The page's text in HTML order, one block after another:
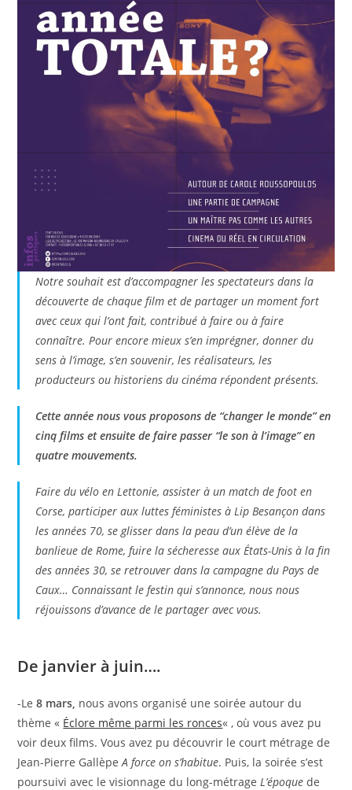
Notre souhait est d’accompagner les spectateurs dans la
découverte de chaque film et de partager un moment fort
avec ceux qui l’ont fait, contribué à faire ou à faire
connaître. Pour encore mieux s’en imprégner, donner du
sens à l’image, s’en souvenir, les réalisateurs, les
producteurs ou historiens du cinéma répondent présents.
Cette année nous vous proposons de “changer le monde” en
cinq films et ensuite de faire passer “le son à l’image” en
quatre mouvements.
Faire du vélo en Lettonie, assister à un match de foot en
Corse, participer aux luttes féministes à Lip Besançon dans
les années 70, se glisser dans la peau d’un élève de la
banlieue de Rome, fuire la sécheresse aux États-Unis à la fin
des années 30, se retrouver dans la campagne du Pays de
Caux… Connaissant le festin qui s’annonce, nous nous
réjouissons d’avance de le partager avec vous.
De janvier à juin….
-Le8 mars, nous avons organisé une soirée autour du
thème « Éclore même parmi les ronces« , où vous avez pu
voir deux films. Vous avez pu découvrir le court métrage de
Jean-Pierre GallèpeA force on s’habitue. Puis, la soirée s’est
poursuivi avec le visionnage du long-métrage L’époque de